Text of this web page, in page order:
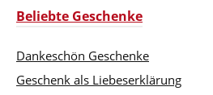
Beliebte Geschenke
Dankeschön Geschenke
Geschenk als Liebeserklärung